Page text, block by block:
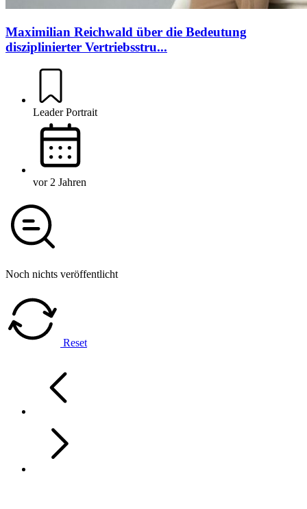
Maximilian Reichwald über die Bedeutung
disziplinierter Vertriebsstru...
Leader Portrait
vor 2 Jahren
Noch nichts veröffentlicht
Reset